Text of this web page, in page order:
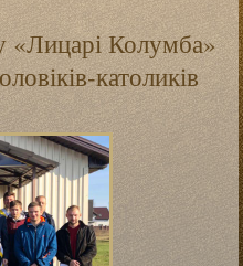
«Лицарі Колумба»
католиків